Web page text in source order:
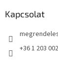
Kapcsolat
+36 1 203